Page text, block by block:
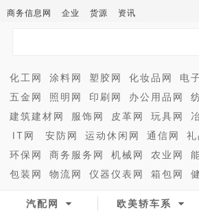
商务信息网 企业 货源 资讯
化工网 涂料网 塑胶网 化妆品网 电
五金网
照明网 印刷网 办公用品网
建筑建材网
服饰网 皮革网 玩具网
IT网
安防网 运动休闲网 通信网 礼
环保网
商务服务网 机械网 农业网
包装网
物流网 仪器仪表网 箱包网
汽配网 欧美轿车系